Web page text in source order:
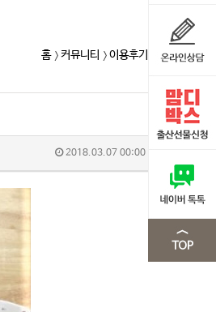
홈 커뮤니티 이용후기
2018.03.07 00:00